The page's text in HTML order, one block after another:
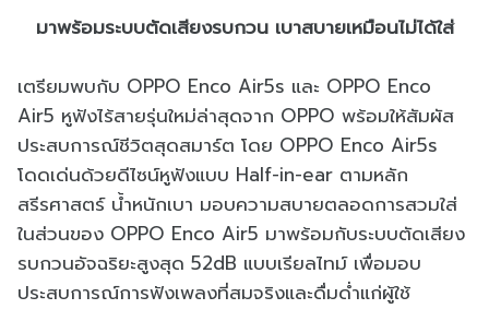
มาพร้อมระบบตัดเสียงรบกวน เบาสบายเหมือนไม่ได้ใส่
เตรียมพบกับ OPPO Enco Air5s และ OPPO Enco
Air5 หูฟังไร้สายรุ่นใหม่ล่าสุดจาก OPPO พร้อมให้สัมผัส
ประสบการณ์ชีวิตสุดสมาร์ต โดย OPPO Enco Air5s
โดดเด่นด้วยดีไซน์หูฟังแบบ Half-in-ear ตามหลัก
สรีรศาสตร์ น้ำหนักเบา มอบความสบายตลอดการสวมใส่
ในส่วนของ OPPO Enco Air5 มาพร้อมกับระบบตัดเสียง
รบกวนอัจฉริยะสูงสุด 52dB แบบเรียลไทม์ เพื่อมอบ
ประสบการณ์การฟังเพลงที่สมจริงและดื่มด่ำแก่ผู้ใช้